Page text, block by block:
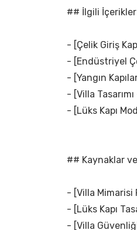
## İlgili İçerikler
- [Çelik Giriş
- [Endüstriyel
- [Yangın
- [Villa
- [Lüks Kapı
## Kaynaklar
- [Villa
- [Lüks Kapı
- [Villa